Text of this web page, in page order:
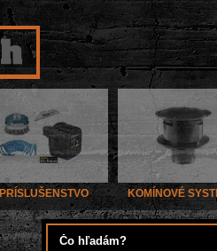
PRÍSLUŠENSTVO KOMÍNOVÉ